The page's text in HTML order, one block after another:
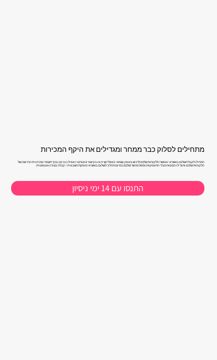
מתחילים לסלוק כבר ממחר ומגדילים את היקף המכירות
התחילו לקבל תשלום באשראי ואפשרו ללקוחות שלכם לרכוש באופן עצמאי באפליקציה או בקישור אינטרנטי (אפילו בביט!) ובכך תשפרו את חווית הרכישה של
הלקוחות שלכם ותגדילו הכנסות מבלי התעסקות נוספת מהצד שלכם! בסיום תהליך תשלום באשראי מופקת חשבונית / קבלה בצורה אוטומטית.
התנסו עם 14 ימי ניסיון